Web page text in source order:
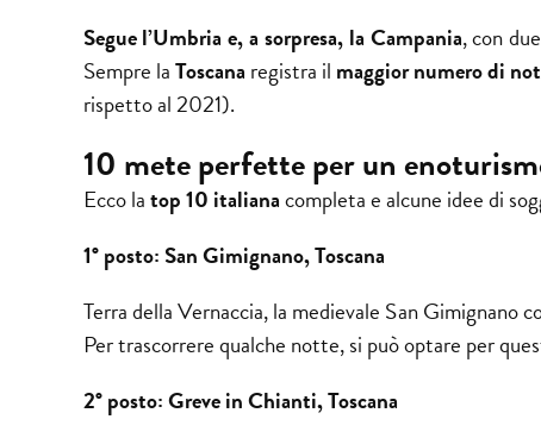
Segue l’Umbria e, a sorpresa, la Campania, con
Sempre laToscana registra il maggior numero di
rispetto al 2021).
10 mete perfette per un
Ecco latop 10 italianacompleta e alcune idee di
1° posto: San Gimignano, Toscana
Terra della Vernaccia, la medievale San Gimignano
Per trascorrere qualche notte, si può optare per
2° posto: Greve in Chianti, Toscana